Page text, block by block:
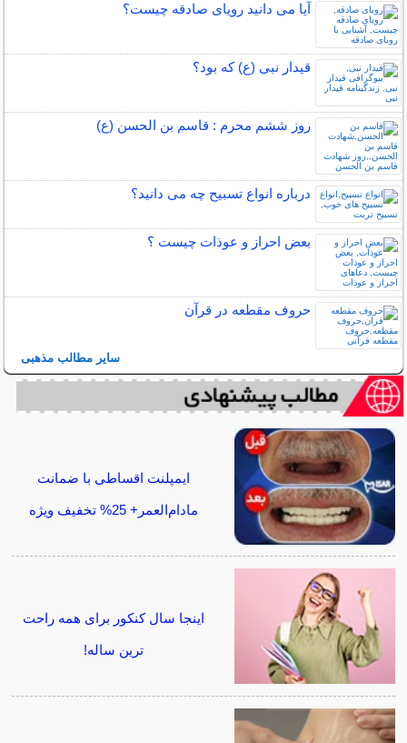
آیا می دانید رویای صادقه چیست؟
قیدار نبی (ع) که بود؟
روز ششم محرم : قاسم بن الحسن (ع)
درباره انواع تسبیح چه می دانید؟
بعض احراز و عوذات چیست ؟
حروف مقطعه در قرآن
سایر مطالب مذهبی
ایمپلنت اقساطی با ضمانت
مادام‌العمر+ 25% تخفیف ویژه
اینجا سال کنکور برای همه راحت
ترین ساله!